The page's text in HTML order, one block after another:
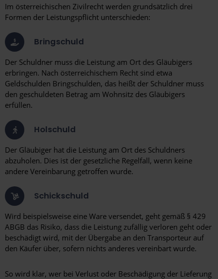
Im österreichischen Zivilrecht werden grundsätzlich drei
Formen der Leistungspflicht unterschieden:
Bringschuld
Der Schuldner muss die Leistung am Ort des Gläubigers
erbringen. Nach österreichischem Recht sind etwa
Geldschulden Bringschulden, das heißt der Schuldner muss
den geschuldeten Betrag am Wohnsitz des Gläubigers
erfüllen.
Holschuld
Der Gläubiger hat die Leistung am Ort des Schuldners
abzuholen. Dies ist der gesetzliche Regelfall, wenn keine
andere Vereinbarung getroffen wurde.
Schickschuld
Wird beispielsweise eine Ware versendet, geht gemäß § 429
ABGB das Risiko, dass die Leistung zufällig verloren geht oder
beschädigt wird, mit der Übergabe an den Transporteur auf
den Käufer über, sofern nichts anderes vereinbart wurde.
So wird klar, wer bei Verlust oder Beschädigung der Lieferung